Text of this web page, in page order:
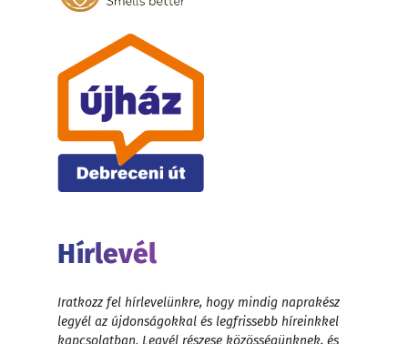
Hírlevél
Iratkozz fel hírlevelünkre, hogy mindig naprakész
legyél az újdonságokkal és legfrissebb híreinkkel
kapcsolatban. Legyél részese közösségünknek, és